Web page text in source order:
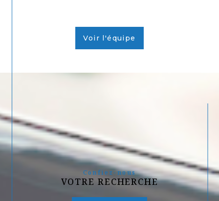
Voir l'équipe
Confiez-nous
VOTRE RECHERCHE